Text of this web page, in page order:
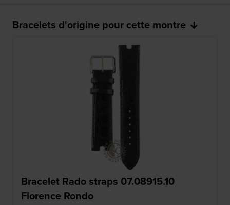
Bracelets d'origine pour cette montre
Bracelet Rado straps 07.08915.10
Florence Rondo